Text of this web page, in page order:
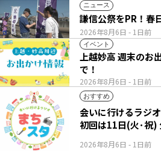
ニュース
2026年8月6日 - 1日前
謙信公祭をPR！春
イベント
2026年8月6日 - 1日前
上越妙高 週末のお
で！
おすすめ
2026年8月6日 - 1日前
会いに行けるラジ
初回は11日(火･祝)